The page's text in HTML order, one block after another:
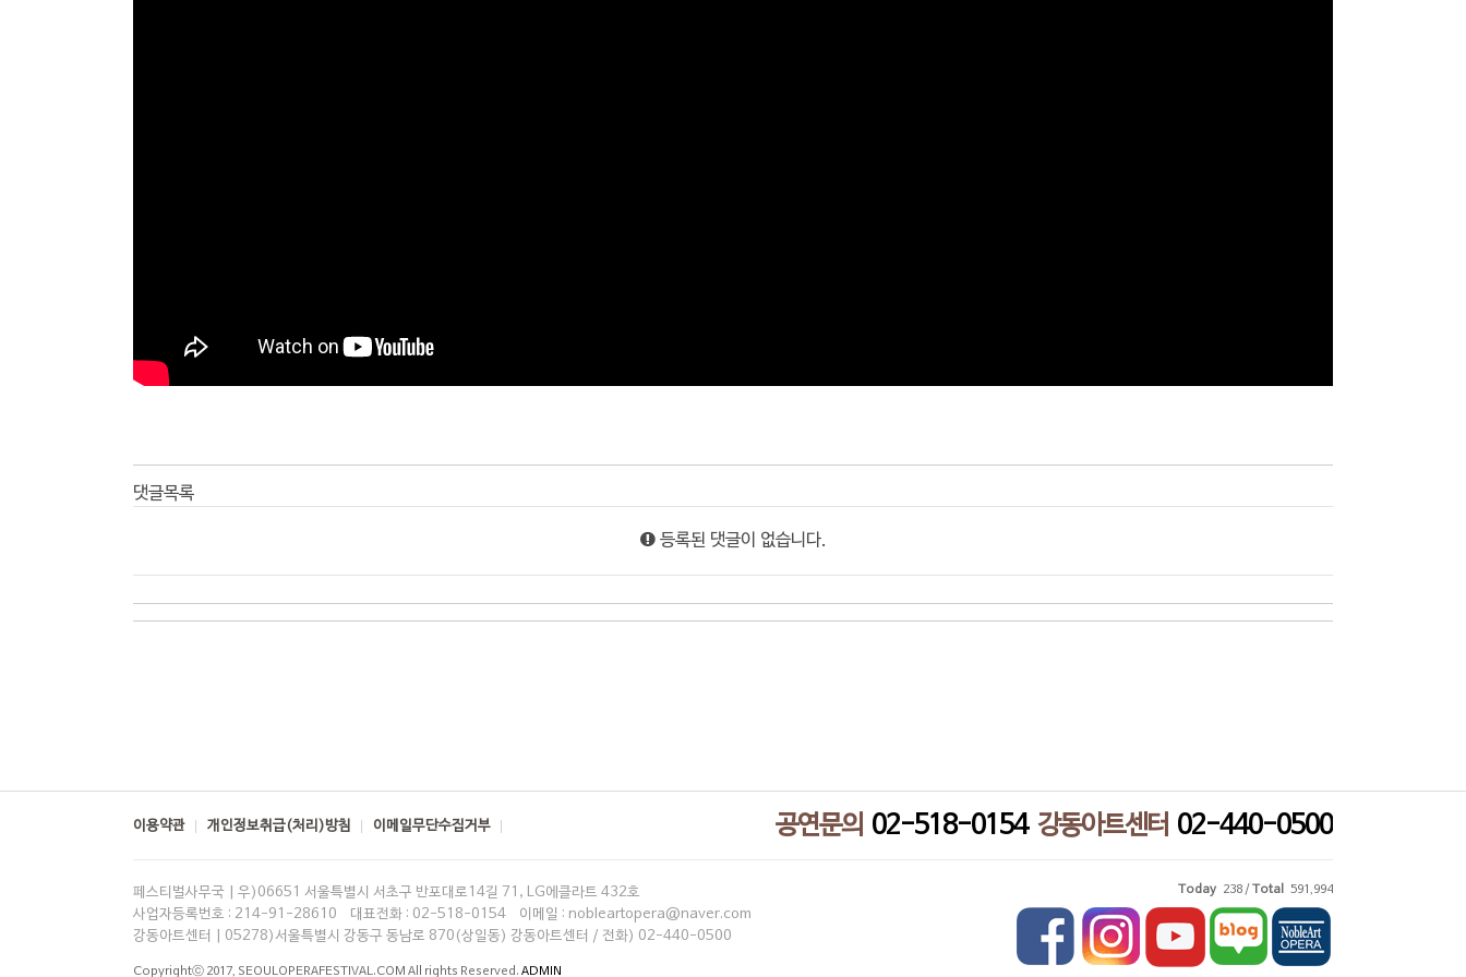
댓글목록
등록된 댓글이 없습니다.
이용약관 개인정보취급(처리)방침 이메일무단수집거부 공연문의 02-518-0154 강동아트센터 02-440-0500
페스티벌사무국 | 우)06651 서울특별시 서초구 반포대로14길 71, LG에클라트 432호
사업자등록번호 : 214-91-28610 대표전화 : 02-518-0154 이메일 : nobleartopera@naver.com
강동아트센터 | 05278)서울특별시 강동구 동남로 870(상일동) 강동아트센터 / 전화) 02-440-0500
Copyrightⓒ 2017, SEOULOPERAFESTIVAL.COM All rights Reserved. ADMIN
Today 238 / Total 591,994